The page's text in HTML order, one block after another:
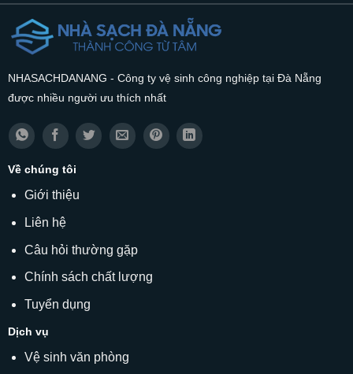
NHASACHDANANG - Công ty vệ sinh công nghiệp tại Đà Nẵng
được nhiều người ưu thích nhất
Về chúng tôi
Giới thiệu
Liên hệ
Câu hỏi thường gặp
Chính sách chất lượng
Tuyển dụng
Dịch vụ
Vệ sinh văn phòng